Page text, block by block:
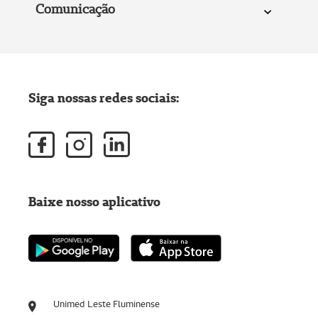
Comunicação
Unimed Leste Fluminense
Siga nossas redes sociais:
Baixe nosso aplicativo